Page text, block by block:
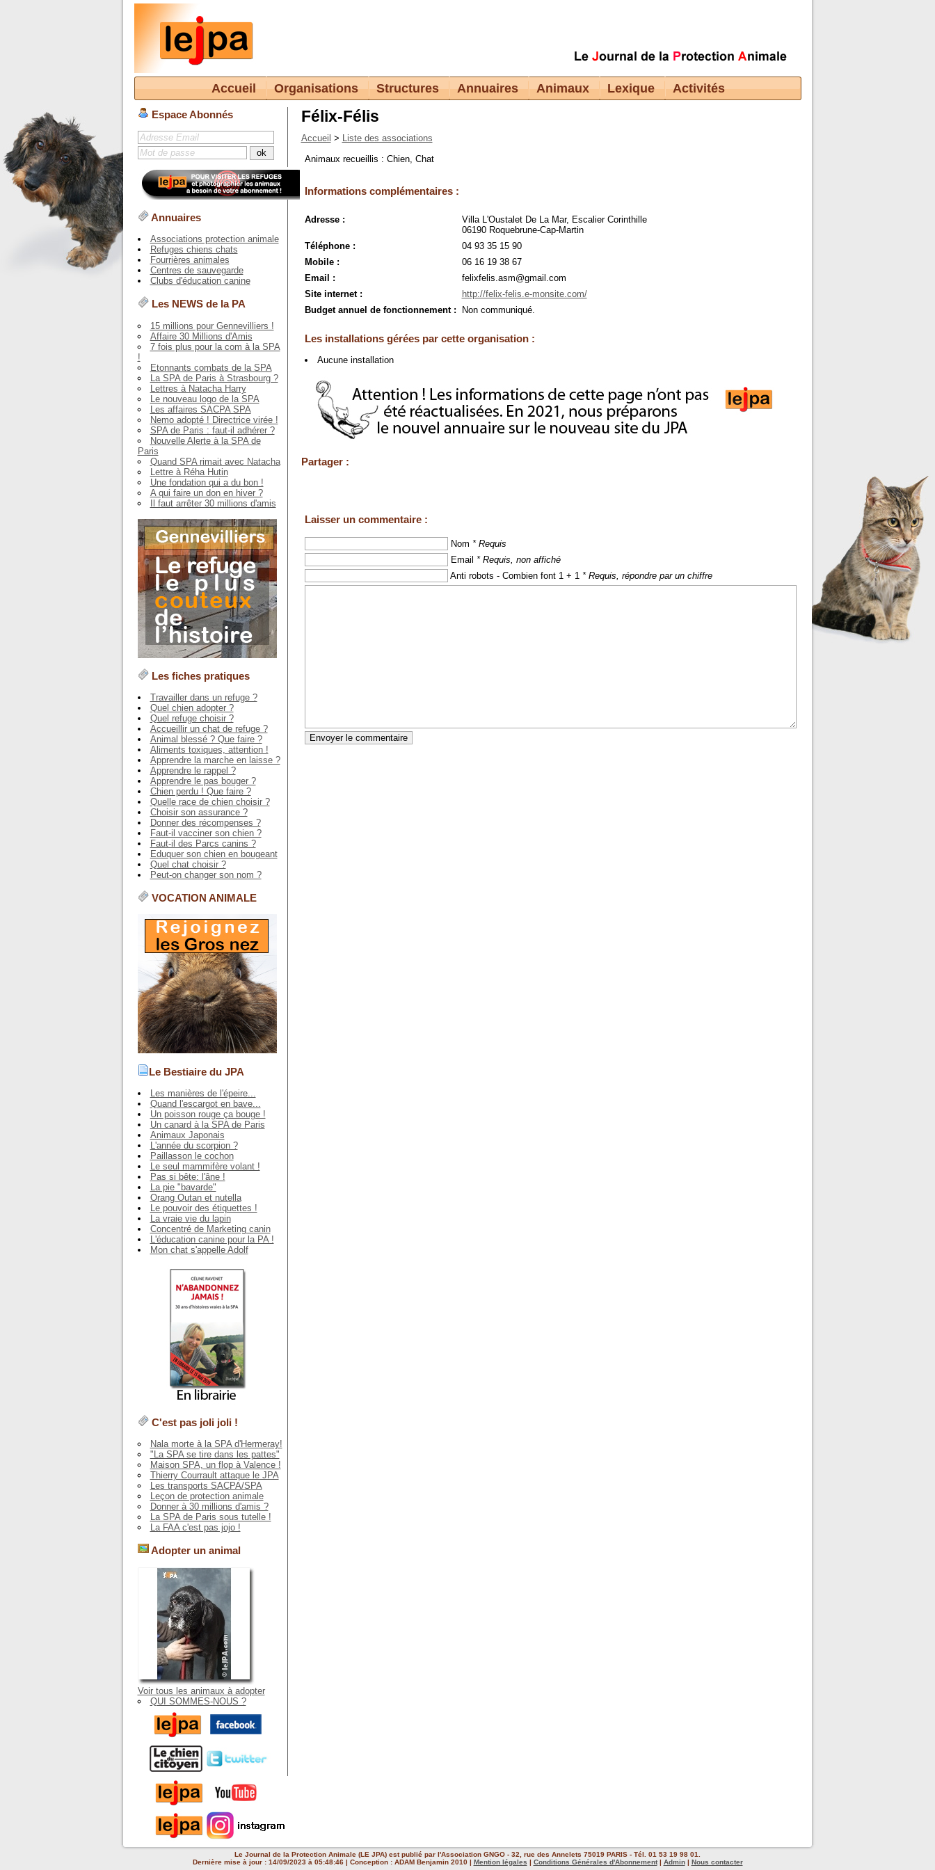
Accueil Organisations Structures Annuaires Animaux Lexique Activités
Espace Abonnés
Annuaires
Associations protection animale
Refuges chiens chats
Fourrières animales
Centres de sauvegarde
Clubs d'éducation canine
Les NEWS de la PA
15 millions pour Gennevilliers !
Affaire 30 Millions d'Amis
7 fois plus pour la com à la SPA
!
Etonnants combats de la SPA
La SPA de Paris à Strasbourg ?
Lettres à Natacha Harry
Le nouveau logo de la SPA
Les affaires SACPA SPA
Nemo adopté ! Directrice virée !
SPA de Paris : faut-il adhérer ?
Nouvelle Alerte à la SPA de
Paris
Quand SPA rimait avec Natacha
Lettre à Réha Hutin
Une fondation qui a du bon !
A qui faire un don en hiver ?
Il faut arrêter 30 millions d'amis
Les fiches pratiques
Travailler dans un refuge ?
Quel chien adopter ?
Quel refuge choisir ?
Accueillir un chat de refuge ?
Animal blessé ? Que faire ?
Aliments toxiques, attention !
Apprendre la marche en laisse ?
Apprendre le rappel ?
Apprendre le pas bouger ?
Chien perdu ! Que faire ?
Quelle race de chien choisir ?
Choisir son assurance ?
Donner des récompenses ?
Faut-il vacciner son chien ?
Faut-il des Parcs canins ?
Eduquer son chien en bougeant
Quel chat choisir ?
Peut-on changer son nom ?
VOCATION ANIMALE
Le Bestiaire du JPA
Les manières de l'épeire...
Quand l'escargot en bave...
Un poisson rouge ça bouge !
Un canard à la SPA de Paris
Animaux Japonais
L'année du scorpion ?
Paillasson le cochon
Le seul mammifère volant !
Pas si bête: l'âne !
La pie "bavarde"
Orang Outan et nutella
Le pouvoir des étiquettes !
La vraie vie du lapin
Concentré de Marketing canin
L'éducation canine pour la PA !
Mon chat s'appelle Adolf
C'est pas joli joli !
Nala morte à la SPA d'Hermeray!
"La SPA se tire dans les pattes"
Maison SPA, un flop à Valence !
Thierry Courrault attaque le JPA
Les transports SACPA/SPA
Leçon de protection animale
Donner à 30 millions d'amis ?
La SPA de Paris sous tutelle !
La FAA c'est pas jojo !
Adopter un animal
Voir tous les animaux à adopter
QUI SOMMES-NOUS ?
Félix-Félis
Accueil > Liste des associations
Animaux recueillis : Chien, Chat
Informations complémentaires :
Adresse :
Villa L'Oustalet De La Mar, Escalier Corinthille
06190 Roquebrune-Cap-Martin
Téléphone :
04 93 35 15 90
Mobile :
06 16 19 38 67
Email :
felixfelis.asm@gmail.com
Site internet :
http://felix-felis.e-monsite.com/
Budget annuel de fonctionnement :
Non communiqué.
Les installations gérées par cette organisation :
Aucune installation
Partager :
Laisser un commentaire :
Nom * Requis
Email * Requis, non affiché
Anti robots - Combien font 1 + 1 * Requis, répondre par un chiffre
Le Journal de la Protection Animale (LE JPA) est publié par l'Association GNGO - 32, rue des Annelets 75019 PARIS - Tél. 01 53 19 98 01.
Dernière mise à jour : 14/09/2023 à 05:48:46 | Conception : ADAM Benjamin 2010 | Mention légales | Conditions Générales d'Abonnement| Admin| Nous contacter